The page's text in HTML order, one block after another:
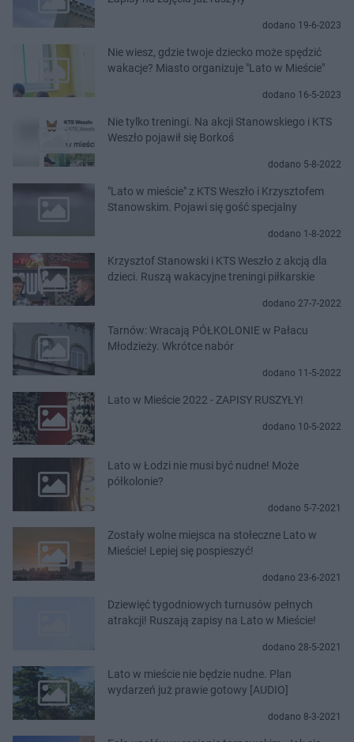
dodano 19-6-2023
Nie wiesz, gdzie twoje dziecko może spędzić
wakacje? Miasto organizuje "Lato w Mieście"
dodano 16-5-2023
Nie tylko treningi. Na akcji Stanowskiego i KTS
Weszło pojawił się Borkoś
dodano 5-8-2022
"Lato w mieście" z KTS Weszło i Krzysztofem
Stanowskim. Pojawi się gość specjalny
dodano 1-8-2022
Krzysztof Stanowski i KTS Weszło z akcją dla
dzieci. Ruszą wakacyjne treningi piłkarskie
dodano 27-7-2022
Tarnów: Wracają PÓŁKOLONIE w Pałacu
Młodzieży. Wkrótce nabór
dodano 11-5-2022
Lato w Mieście 2022 - ZAPISY RUSZYŁY!
dodano 10-5-2022
Lato w Łodzi nie musi być nudne! Może
półkolonie?
dodano 5-7-2021
Zostały wolne miejsca na stołeczne Lato w
Mieście! Lepiej się pospieszyć!
dodano 23-6-2021
Dziewięć tygodniowych turnusów pełnych
atrakcji! Ruszają zapisy na Lato w Mieście!
dodano 28-5-2021
Lato w mieście nie będzie nudne. Plan
wydarzeń już prawie gotowy [AUDIO]
dodano 8-3-2021